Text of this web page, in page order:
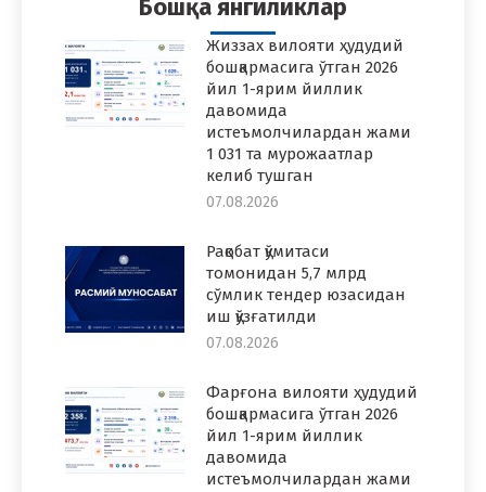
Бошқа янгиликлар
Жиззах вилояти ҳудудий
бошқармасига ўтган 2026
йил 1-ярим йиллик
давомида
истеъмолчилардан жами
1 031 та мурожаатлар
келиб тушган
07.08.2026
Рақобат қўмитаси
томонидан 5,7 млрд
сўмлик тендер юзасидан
иш қўзғатилди
07.08.2026
Фарғона вилояти ҳудудий
бошқармасига ўтган 2026
йил 1-ярим йиллик
давомида
истеъмолчилардан жами